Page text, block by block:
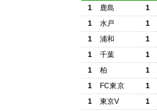
1 鹿島 1
1
水戸 1
1
浦和 1
1
千葉 1
1
柏 1
1
FC東京 1
1
東京V 1